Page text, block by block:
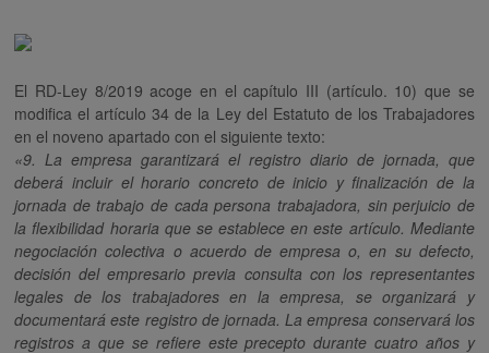
El RD-Ley 8/2019 acoge en el capítulo III (artículo. 10) que se
modifica el artículo 34 de la Ley del Estatuto de los Trabajadores
en el noveno apartado con el siguiente texto:
«9. La empresa garantizará el registro diario de jornada, que
deberá incluir el horario concreto de inicio y finalización de la
jornada de trabajo de cada persona trabajadora, sin perjuicio de
la flexibilidad horaria que se establece en este artículo. Mediante
negociación colectiva o acuerdo de empresa o, en su defecto,
decisión del empresario previa consulta con los representantes
legales de los trabajadores en la empresa, se organizará y
documentará este registro de jornada. La empresa conservará los
registros a que se refiere este precepto durante cuatro años y